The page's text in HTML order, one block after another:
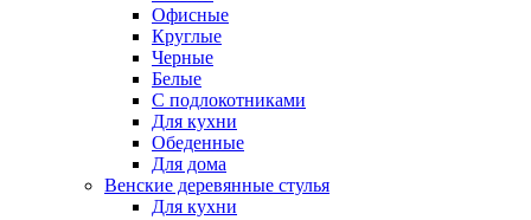
Офисные
Круглые
Черные
Белые
С подлокотниками
Для кухни
Обеденные
Для дома
Венские деревянные стулья
Для кухни